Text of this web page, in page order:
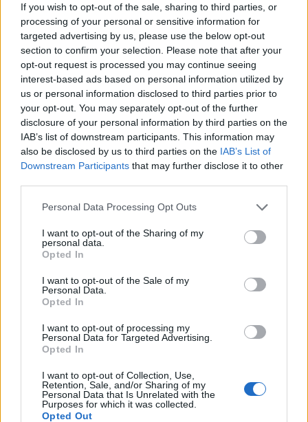
If you wish to opt-out of the sale, sharing to third parties, or
processing of your personal or sensitive information for
targeted advertising by us, please use the below opt-out
section to confirm your selection. Please note that after your
opt-out request is processed you may continue seeing
interest-based ads based on personal information utilized by
us or personal information disclosed to third parties prior to
your opt-out. You may separately opt-out of the further
disclosure of your personal information by third parties on the
IAB’s list of downstream participants. This information may
also be disclosed by us to third parties on the IAB’s List of
Downstream Participants that may further disclose it to other
Personal Data Processing Opt Outs
I want to opt-out of the Sharing of my
personal data.
Opted In
I want to opt-out of the Sale of my
Personal Data.
Opted In
I want to opt-out of processing my
Personal Data for Targeted Advertising.
Opted In
I want to opt-out of Collection, Use,
Retention, Sale, and/or Sharing of my
Personal Data that Is Unrelated with the
Purposes for which it was collected.
Opted Out
Gramsh, tre zjarre nën
terrene të vështira
Video/ Kamioni e përplas
vjeçarin që po kthehej nga
shkolla, i mituri shpëton
SHBA: Bisedimet Oman-
Iran po avancojnë,
marrëveshja për lundrimin
në Hormuz pritet së
shpejti
Dita e tetë e protestës në
refuzojnë bashkimin me
Lushnjen